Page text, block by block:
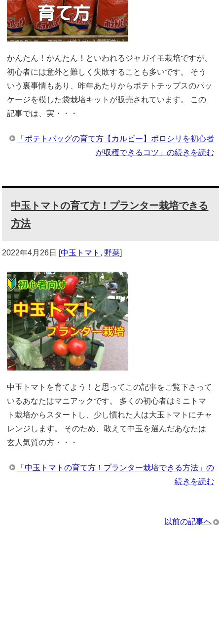
かんたん！かんたん！といわれるジャガイモ栽培ですが、
初心者には意外と難しく失敗することも多いです。 そう
いう裏事情もあり、昨年あたりからポテトチップスのパッ
ケージを模した袋栽培キットが販売されています。 この
記事では、実・・・
「ポテトバッグの育て方【カルビー】ポロシリを初心者
が収穫できるコツ」の続きを読む
中玉トマトの育て方！プランター栽培できる
方法
2022年4月26日 [中玉トマト ,野菜
中玉トマトを育てよう！と思ってこの記事をご覧下さって
いるあなたはマニアックです。 多くの初心者はミニトマ
ト栽培からスタートし、少し慣れた人は大玉トマトにチャ
レンジします。 そのため、敢えて中玉を選んだあなたは
玄人気質の方・・・
「中玉トマトの育て方！プランター栽培できる方法」の
続きを読む
以前の記事へ